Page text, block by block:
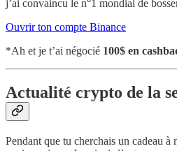
j’ai convaincu le n°1 mondial de
Ouvrir ton compte Binance
*Ah et je t’ai négocié 100$ en
Actualité crypto de la
Pendant que tu cherchais un cadeau à